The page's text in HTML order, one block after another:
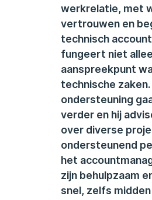
werkrelatie, met
vertrouwen en
technisch
fungeert niet
aanspreekpunt
technische zaken.
ondersteuning
verder en hij
over diverse
ondersteunend
het
zijn behulpzaam
snel, zelfs